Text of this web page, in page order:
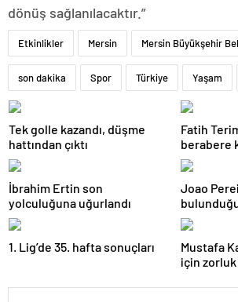
dönüş sağlanılacaktır.”
Etkinlikler Mersin Mersin Büyükşehir
son dakika Spor Türkiye Yaşam
Tek golle kazandı, düşme
hattından çıktı
Fatih
berabere
İbrahim Ertin son
yolculuğuna uğurlandı
Joao
herkesin
1. Lig’de 35. hafta sonuçları
Mustafa
için